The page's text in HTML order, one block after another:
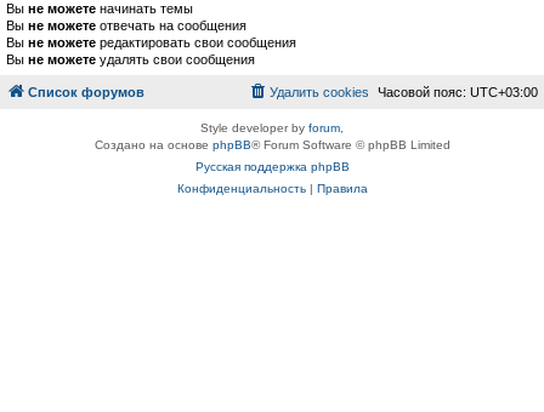
Вы не можете начинать темы
Вы не можете отвечать на сообщения
Вы не можете редактировать свои сообщения
Вы не можете удалять свои сообщения
Список форумов Часовой пояс: UTC+03:00
Удалить cookies
Style developer by forum
Создано на основе phpBB® Forum Software © phpBB Limited
Русская поддержка phpBB
Конфиденциальность| Правила